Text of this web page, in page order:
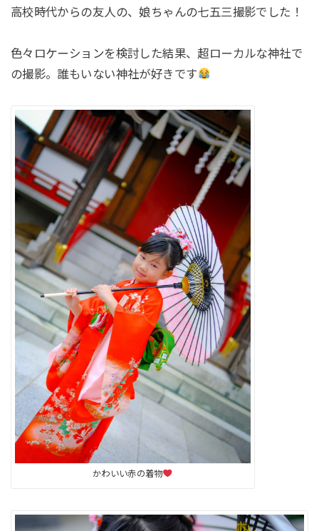
高校時代からの友人の、娘ちゃんの七五三撮影でした！
色々ロケーションを検討した結果、超ローカルな神社で
の撮影。誰もいない神社が好きです
かわいい赤の着物